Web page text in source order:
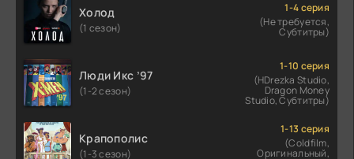
Холод
(1 сезон)
1-4 серия
(Не требуется,
Субтитры)
Люди Икс ’97
(1-2 сезон)
1-10 серия
(HDrezka Studio,
Dragon Money
Studio, Субтитры)
Крапополис
(1-3 сезон)
1-13 серия
(Coldfilm,
Оригинальный,